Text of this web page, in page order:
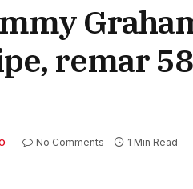
remar
No Comments 1 Min Read